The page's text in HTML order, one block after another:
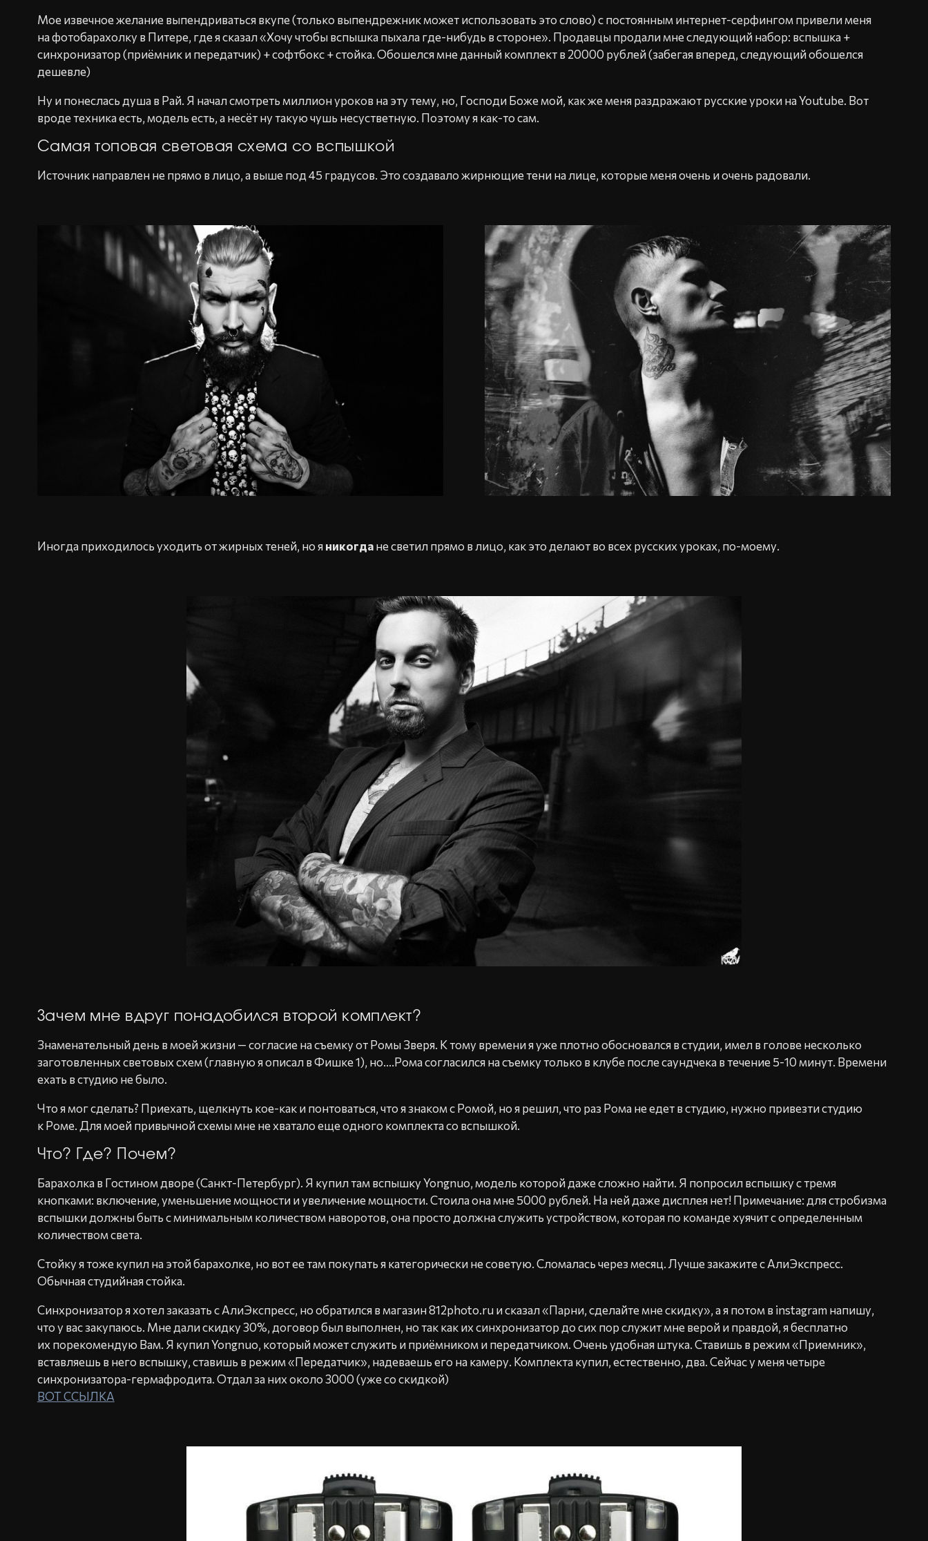
Мое извечное желание выпендриваться вкупе (только выпендрежник может использовать это слово) с постоянным интернет-серфингом привели меня
на фотобарахолку в Питере, где я сказал «Хочу чтобы вспышка пыхала где-нибудь в стороне». Продавцы продали мне следующий набор: вспышка +
синхронизатор (приёмник и передатчик) + софтбокс + стойка. Обошелся мне данный комплект в 20000 рублей (забегая вперед, следующий обошелся
дешевле)
Ну и понеслась душа в Рай. Я начал смотреть миллион уроков на эту тему, но, Господи Боже мой, как же меня раздражают русские уроки на Youtube. Вот
вроде техника есть, модель есть, а несёт ну такую чушь несустветную. Поэтому я как-то сам.
Самая топовая световая схема со вспышкой
Источник направлен не прямо в лицо, а выше под 45 градусов. Это создавало жирнющие тени на лице, которые меня очень и очень радовали.
Иногда приходилось уходить от жирных теней, но яникогдане светил прямо в лицо, как это делают во всех русских уроках, по-моему.
Зачем мне вдруг понадобился второй комплект?
Знаменательный день в моей жизни — согласие на съемку от Ромы Зверя. К тому времени я уже плотно обосновался в студии, имел в голове несколько
заготовленных световых схем (главную я описал в Фишке 1), но….Рома согласился на съемку только в клубе после саундчека в течение 5-10 минут. Времени
ехать в студию не было.
Что я мог сделать? Приехать, щелкнуть кое-как и понтоваться, что я знаком с Ромой, но я решил, что раз Рома не едет в студию, нужно привезти студию
к Роме. Для моей привычной схемы мне не хватало еще одного комплекта со вспышкой.
Что? Где? Почем?
Барахолка в Гостином дворе (Санкт-Петербург). Я купил там вспышку Yongnuo, модель которой даже сложно найти. Я попросил вспышку с тремя
кнопками: включение, уменьшение мощности и увеличение мощности. Стоила она мне 5000 рублей. На ней даже дисплея нет! Примечание: для стробизма
вспышки должны быть с минимальным количеством наворотов, она просто должна служить устройством, которая по команде хуячит с определенным
количеством света.
Стойку я тоже купил на этой барахолке, но вот ее там покупать я категорически не советую. Сломалась через месяц. Лучше закажите с АлиЭкспресс.
Обычная студийная стойка.
Синхронизатор я хотел заказать с АлиЭкспресс, но обратился в магазин 812photo.ru и сказал «Парни, сделайте мне скидку», а я потом в instagram напишу,
что у вас закупаюсь. Мне дали скидку 30%, договор был выполнен, но так как их синхронизатор до сих пор служит мне верой и правдой, я бесплатно
их порекомендую Вам. Я купил Yongnuo, который может служить и приёмником и передатчиком. Очень удобная штука. Ставишь в режим «Приемник»,
вставляешь в него вспышку, ставишь в режим «Передатчик», надеваешь его на камеру. Комплекта купил, естественно, два. Сейчас у меня четыре
синхронизатора-гермафродита. Отдал за них около 3000 (уже со скидкой)
ВОТ ССЫЛКА